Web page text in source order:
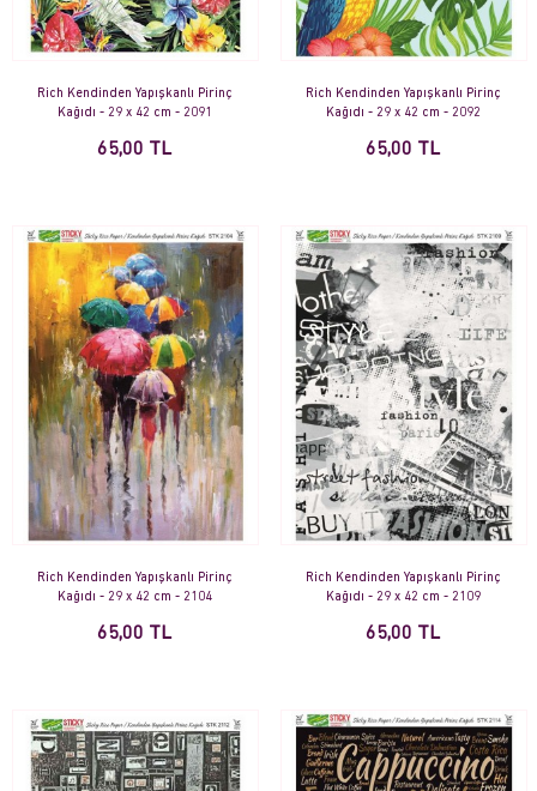
Rich Kendinden Yapışkanlı Pirinç
Kağıdı - 29 x 42 cm - 2091
65,00 TL
Rich Kendinden Yapışkanlı Pirinç
Kağıdı - 29 x 42 cm - 2092
65,00 TL
Rich Kendinden Yapışkanlı Pirinç
Kağıdı - 29 x 42 cm - 2104
65,00 TL
Rich Kendinden Yapışkanlı Pirinç
Kağıdı - 29 x 42 cm - 2109
65,00 TL